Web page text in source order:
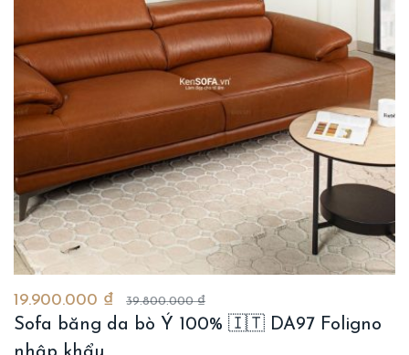
19.900.000 ₫ 39.800.000 ₫
Sofa băng da bò Ý 100% 🇮🇹 DA97 Foligno